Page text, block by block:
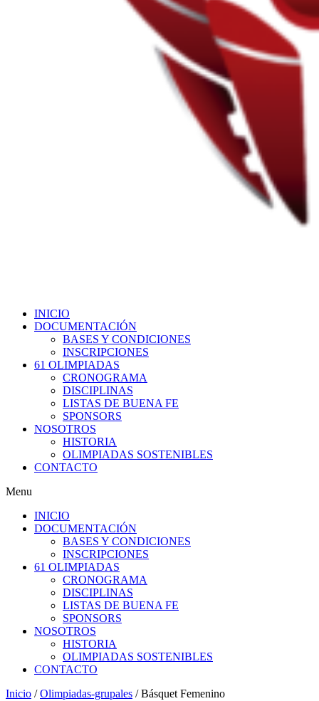
INICIO
DOCUMENTACIÓN
BASES Y CONDICIONES
INSCRIPCIONES
61 OLIMPIADAS
CRONOGRAMA
DISCIPLINAS
LISTAS DE BUENA FE
SPONSORS
NOSOTROS
HISTORIA
OLIMPIADAS SOSTENIBLES
CONTACTO
Menu
INICIO
DOCUMENTACIÓN
BASES Y CONDICIONES
INSCRIPCIONES
61 OLIMPIADAS
CRONOGRAMA
DISCIPLINAS
LISTAS DE BUENA FE
SPONSORS
NOSOTROS
HISTORIA
OLIMPIADAS SOSTENIBLES
CONTACTO
Inicio /Olimpiadas-grupales / Básquet Femenino